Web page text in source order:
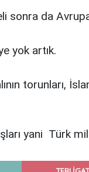
sonra da
yok artık.
torunları,
yani Türk